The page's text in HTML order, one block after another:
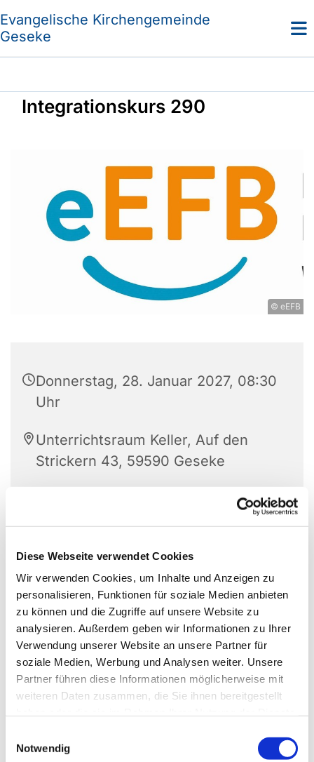
Diese Webseite verwendet Cookies
Wir verwenden Cookies, um Inhalte und Anzeigen zu
personalisieren, Funktionen für soziale Medien anbieten
zu können und die Zugriffe auf unsere Website zu
analysieren. Außerdem geben wir Informationen zu Ihrer
Verwendung unserer Website an unsere Partner für
soziale Medien, Werbung und Analysen weiter. Unsere
Partner führen diese Informationen möglicherweise mit
weiteren Daten zusammen, die Sie ihnen bereitgestellt
Notwendig
Evangelische Kirchengemeinde
Geseke
Integrationskurs 290
© eEFB
Donnerstag, 28. Januar 2027, 08:30
Uhr
Unterrichtsraum Keller, Auf den
Strickern 43, 59590 Geseke